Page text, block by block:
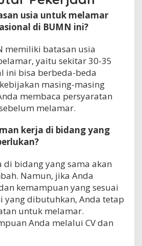
usia untuk melamar
di BUMN ini?
memiliki batasan usia
yaitu sekitar 30-35
ini bisa berbeda-beda
masing-masing
membaca persyaratan
melamar.
kerja di bidang yang
di bidang yang sama akan
Namun, jika Anda
kemampuan yang sesuai
yang dibutuhkan, Anda tetap
untuk melamar.
Anda melalui CV dan